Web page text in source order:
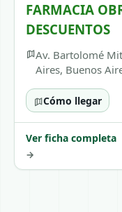
FARMACIA
DESCUENTOS
Av. Bartolomé
Aires, Buenos
Cómo llegar
Ver ficha completa
→